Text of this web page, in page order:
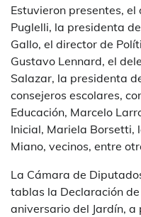
Estuvieron presentes,
Puglelli, la presidenta
Gallo, el director de
Gustavo Lennard, el
Salazar, la presidenta
consejeros escolares,
Educación, Marcelo
Inicial, Mariela Borsetti,
Miano, vecinos, entre
La Cámara de
tablas la Declaración
aniversario del Jardín,